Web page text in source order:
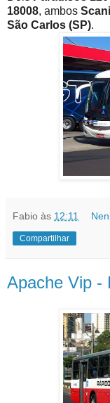
18008, ambos
São Carlos (SP).
Fabio às 12:11
Compartilhar
Apache Vip -